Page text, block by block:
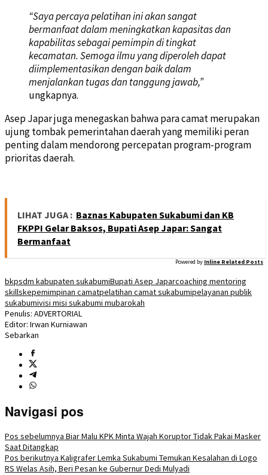
“Saya percaya pelatihan ini akan sangat
bermanfaat dalam meningkatkan kapasitas dan
kapabilitas sebagai pemimpin di tingkat
kecamatan. Semoga ilmu yang diperoleh dapat
diimplementasikan dengan baik dalam
menjalankan tugas dan tanggung jawab,”
ungkapnya.
Asep Japar juga menegaskan bahwa para camat merupakan
ujung tombak pemerintahan daerah yang memiliki peran
penting dalam mendorong percepatan program-program
prioritas daerah.
LIHAT JUGA : Baznas Kabupaten Sukabumi dan KB
FKPPI Gelar Baksos, Bupati Asep Japar: Sangat
Bermanfaat
Powered by Inline Related Posts
bkpsdm kabupaten sukabumiBupati Asep Japarcoaching mentoring
skillskepemimpinan camatpelatihan camat sukabumipelayanan publik
sukabumivisi misi sukabumi mubarokah
Penulis: ADVERTORIAL
Editor: Irwan Kurniawan
Sebarkan
Navigasi pos
Pos sebelumnya Biar Malu KPK Minta Wajah Koruptor Tidak Pakai Masker
Saat Ditangkap
Pos berikutnya Kaligrafer Lemka Sukabumi Temukan Kesalahan di Logo
RS Welas Asih, Beri Pesan ke Gubernur Dedi Mulyadi